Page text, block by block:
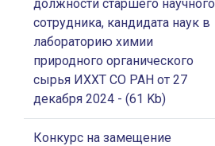
должности старшего научного
сотрудника, кандидата наук в
лабораторию химии
природного органического
сырья ИХХТ СО РАН от 27
декабря 2024 - (61 Kb)
Конкурс на замещение